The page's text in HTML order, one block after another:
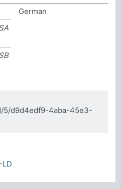
German
5/d9d4edf9-4aba-45e3-
LD